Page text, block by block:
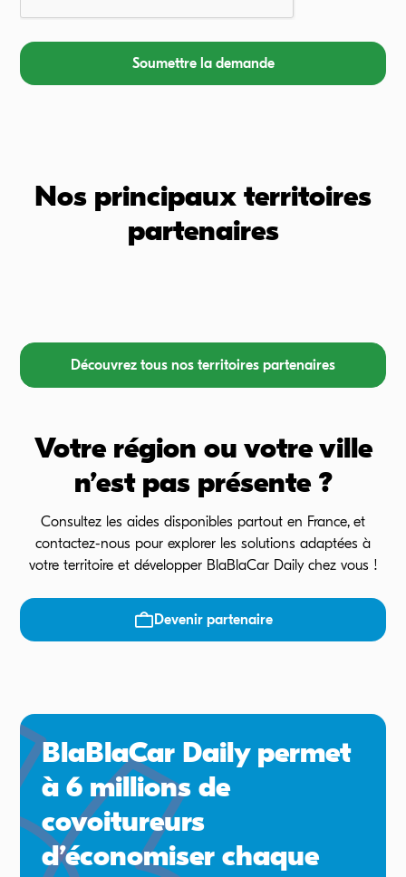
Nos principaux territoires
partenaires
Découvrez tous nos territoires partenaires
Votre région ou votre ville
n’est pas présente ?
Consultez les aides disponibles partout en France, et
contactez-nous pour explorer les solutions adaptées à
votre territoire et développer BlaBlaCar Daily chez vous !
Devenir partenaire
BlaBlaCar Daily permet
à 6 millions de
covoitureurs
d’économiser chaque